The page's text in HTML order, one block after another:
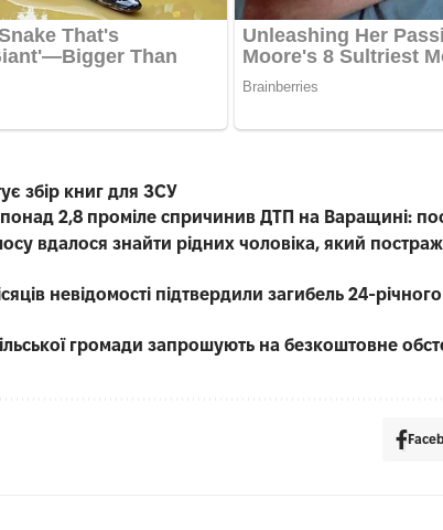
збір книг для ЗСУ
понад 2,8 проміле спричинив ДТП на Варащині:
вдалося знайти рідних чоловіка, який
невідомості підтвердили загибель 24-
громади запрошують на безкоштовне